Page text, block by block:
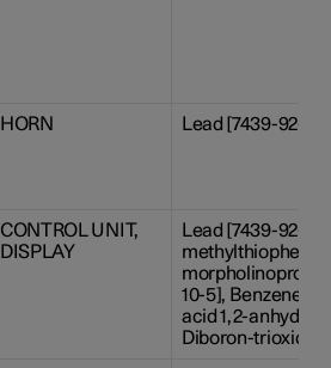
HORN Lead [7439-92-1]
CONTROL UNIT,
DISPLAY
Lead [7439-92-1],
10-5], Benzene-
acid 1,2-
Diboron-trioxide